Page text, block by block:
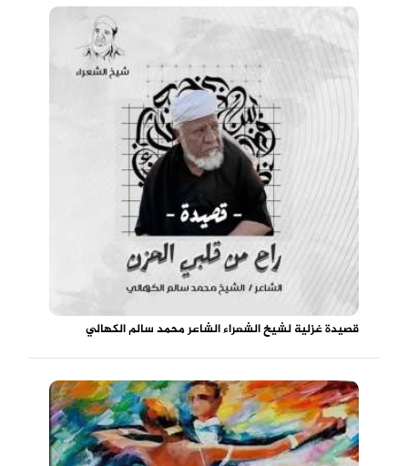
قصيدة غزلية لشيخ الشعراء الشاعر محمد سالم الكهالي